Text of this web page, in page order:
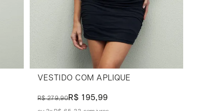
VESTIDO COM APLIQUE
R$ 279,90R$ 195,99